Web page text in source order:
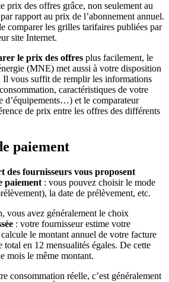
prix des offres grâce, non seulement au
rapport au prix de l’abonnement annuel.
comparer les grilles tarifaires publiées par
site Internet.
le prix des offres plus facilement, le
(MNE) met aussi à votre disposition
Il vous suffit de remplir les informations
caractéristiques de votre
d’équipements…) et le comparateur
de prix entre les offres des différents
paiement
des fournisseurs vous proposent
paiement : vous pouvez choisir le mode
la date de prélèvement, etc.
vous avez généralement le choix
: votre fournisseur estime votre
le montant annuel de votre facture
en 12 mensualités égales. De cette
mois le même montant.
consommation réelle, c’est généralement